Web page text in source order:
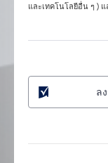
และเทคโนโลยีอื่น ๆ ) แ
ล